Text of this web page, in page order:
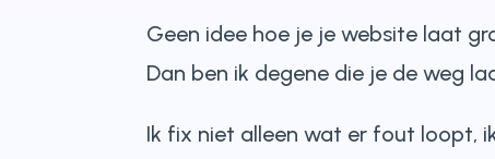
Geen idee hoe je je website laat
Dan ben ik degene die je de weg
Ik fix niet alleen wat er fout loopt,